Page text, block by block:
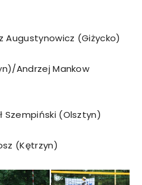
Augustynowicz (Giżycko)
Andrzej Mankow
Szempiński (Olsztyn)
(Kętrzyn)